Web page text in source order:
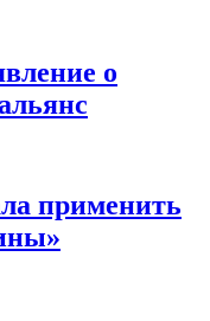
о
применить